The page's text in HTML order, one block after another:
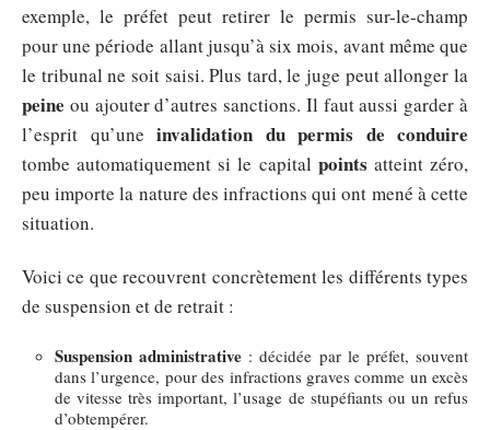
exemple, le préfet peut retirer le permis sur-le-champ
pour une période allant jusqu’à six mois, avant même que
le tribunal ne soit saisi. Plus tard, le juge peut allonger la
peine ou ajouter d’autres sanctions. Il faut aussi garder à
l’esprit qu’une invalidation du permis de conduire
tombe automatiquement si le capital points atteint zéro,
peu importe la nature des infractions qui ont mené à cette
situation.
Voici ce que recouvrent concrètement les différents types
de suspension et de retrait :
Suspension administrative : décidée par le préfet, souvent
dans l’urgence, pour des infractions graves comme un excès
de vitesse très important, l’usage de stupéfiants ou un refus
d’obtempérer.